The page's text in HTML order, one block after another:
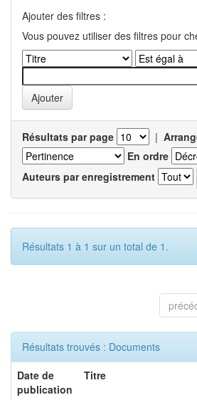
Ajouter des filtres :
Vous pouvez utiliser des filtres pour
Résultats par page |
En ordre
Auteurs par enregistrement
Résultats 1 à 1 sur un total de 1.
Résultats trouvés : Documents
Date de
publication
Titre